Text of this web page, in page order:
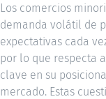
Los comercios
demanda volátil de
expectativas cada
por lo que respecta
clave en su
mercado. Estas